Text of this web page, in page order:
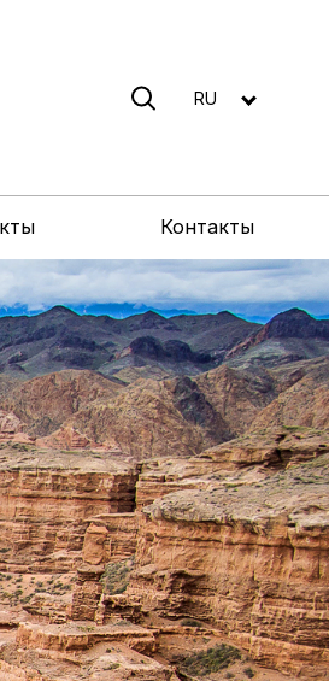
RU
Контакты